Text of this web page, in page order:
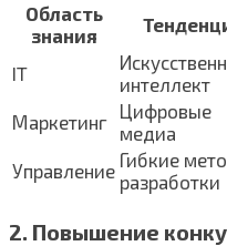
Область
знания
IT
интеллект
Маркетинг Цифровые
медиа
Управление Гибкие
разработки
2. Повышение